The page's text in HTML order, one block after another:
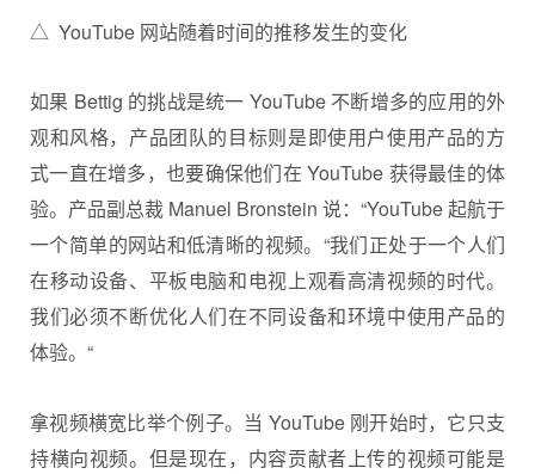
△ YouTube 网站随着时间的推移发生的变化
如果 Bettig 的挑战是统一 YouTube 不断增多的应用的外
观和风格，产品团队的目标则是即使用户使用产品的方
式一直在增多，也要确保他们在 YouTube 获得最佳的体
验。产品副总裁 Manuel Bronstein 说：“YouTube 起航于
一个简单的网站和低清晰的视频。“我们正处于一个人们
在移动设备、平板电脑和电视上观看高清视频的时代。
我们必须不断优化人们在不同设备和环境中使用产品的
体验。“
拿视频横宽比举个例子。当 YouTube 刚开始时，它只支
持横向视频。但是现在，内容贡献者上传的视频可能是